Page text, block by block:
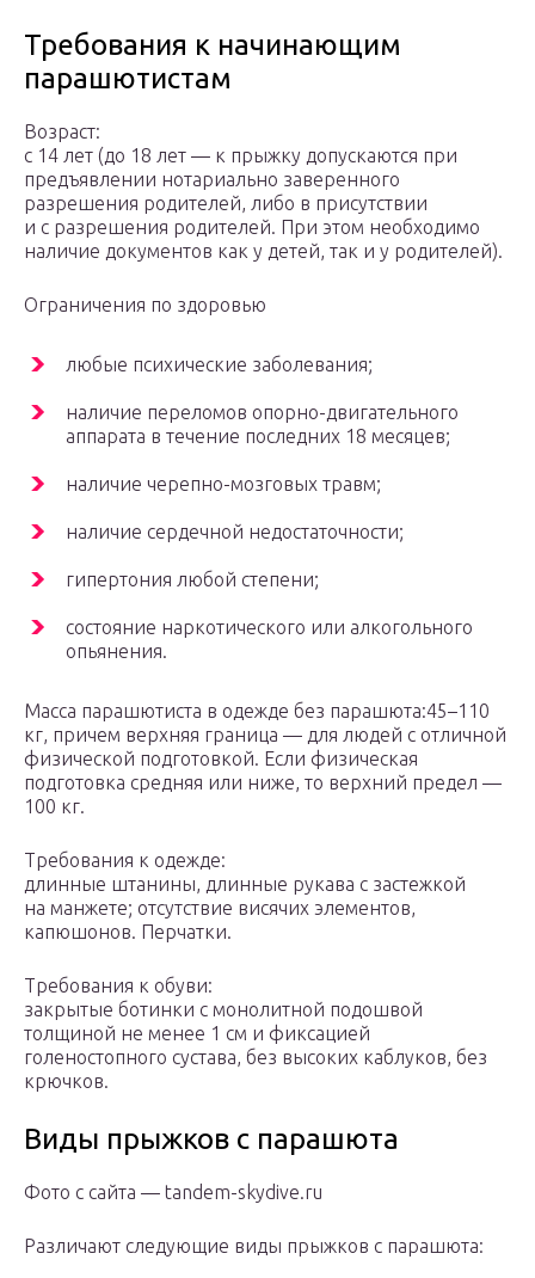
Требования к начинающим
парашютистам
Возраст:
с 14 лет (до 18 лет — к прыжку допускаются при
предъявлении нотариально заверенного
разрешения родителей, либо в присутствии
и с разрешения родителей. При этом необходимо
наличие документов как у детей, так и у родителей).
Ограничения по здоровью
любые психические заболевания;
наличие переломов опорно-двигательного
аппарата в течение последних 18 месяцев;
наличие черепно-мозговых травм;
наличие сердечной недостаточности;
гипертония любой степени;
cостояние наркотического или алкогольного
опьянения.
Масса парашютиста в одежде без парашюта:45–110
кг, причем верхняя граница — для людей с отличной
физической подготовкой. Если физическая
подготовка средняя или ниже, то верхний предел —
100 кг.
Требования к одежде:
длинные штанины, длинные рукава с застежкой
на манжете; отсутствие висячих элементов,
капюшонов. Перчатки.
Требования к обуви:
закрытые ботинки с монолитной подошвой
толщиной не менее 1 см и фиксацией
голеностопного сустава, без высоких каблуков, без
крючков.
Виды прыжков с парашюта
Фото с сайта — tandem-skydive.ru
Различают следующие виды прыжков с парашюта: